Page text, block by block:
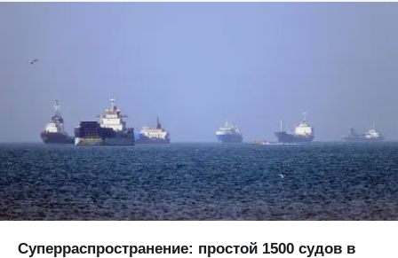
Суперраспространение: простой 1500 судов в